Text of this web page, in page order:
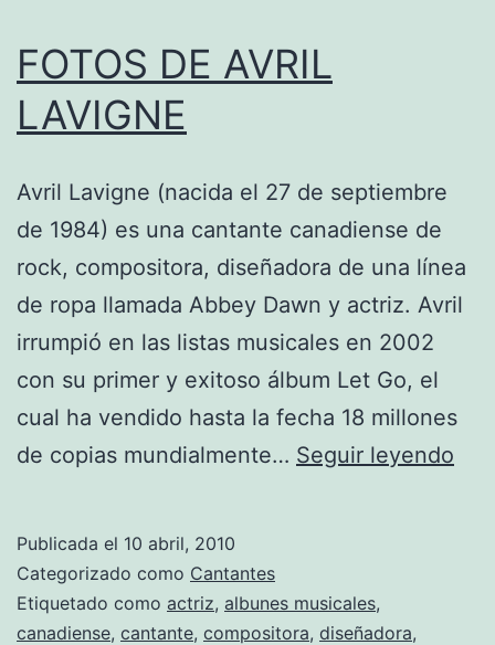
FOTOS DE AVRIL
LAVIGNE
Avril Lavigne (nacida el 27 de septiembre
de 1984) es una cantante canadiense de
rock, compositora, diseñadora de una línea
de ropa llamada Abbey Dawn y actriz. Avril
irrumpió en las listas musicales en 2002
con su primer y exitoso álbum Let Go, el
cual ha vendido hasta la fecha 18 millones
de copias mundialmente… Seguir leyendo
Publicada el 10 abril, 2010
Categorizado como Cantantes
Etiquetado como actriz, albunes musicales,
canadiense, cantante, compositora, diseñadora,